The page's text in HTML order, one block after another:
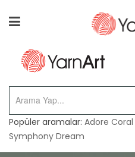
Popüler aramalar: Adore Coral
Symphony Dream